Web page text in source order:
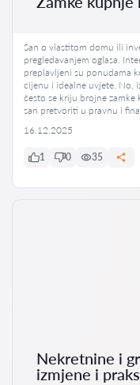
San o vlastitom domu ili
pregledavanjem oglasa.
preplavljeni su ponudama
cijenu i idealne uvjete. No,
često se kriju brojne
san pretvoriti u pravnu i
16.12.2025
1 0 35
Nekretnine i
izmjene i